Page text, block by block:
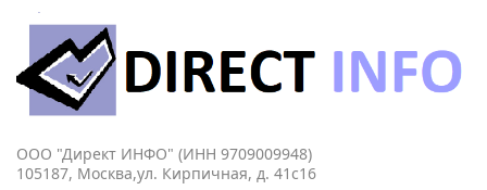
ООО "Директ ИНФО" (ИНН 9709009948)
105187, Москва,ул. Кирпичная, д. 41с16